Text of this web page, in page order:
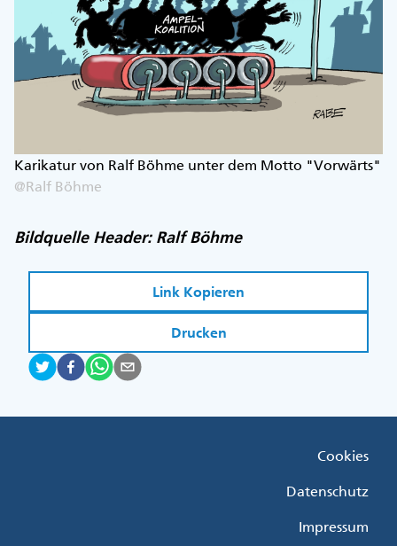
Karikatur von Ralf Böhme unter dem Motto "Vorwärts"
@Ralf Böhme
Bildquelle Header: Ralf Böhme
Link Kopieren
Drucken
Cookies
Datenschutz
Impressum